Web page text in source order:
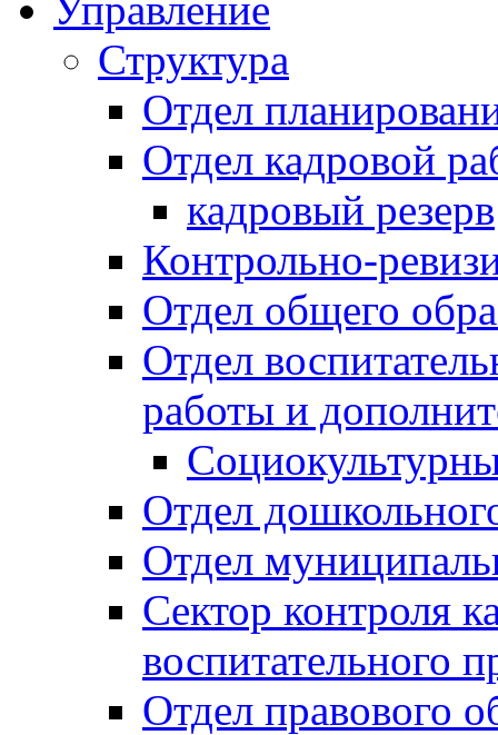
Структура
Отдел
Отдел кадровой
кадровый резерв
Контрольно-
Отдел общего
Отдел
работы и
Отдел
Отдел
Сектор контроля
воспитательного
Отдел правового